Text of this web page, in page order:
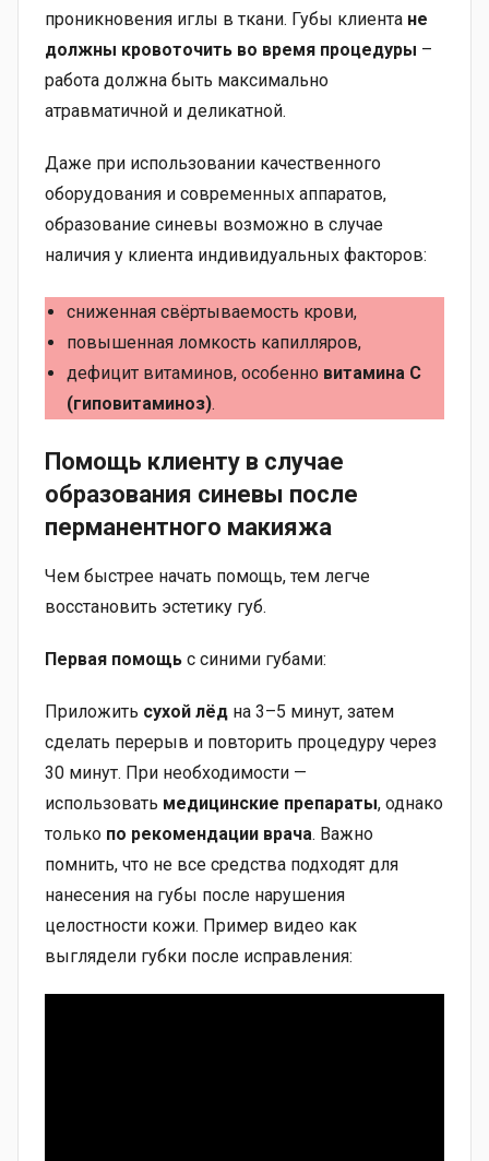
проникновения иглы в ткани. Губы клиента не
должны кровоточить во время процедуры –
работа должна быть максимально
атравматичной и деликатной.
Даже при использовании качественного
оборудования и современных аппаратов,
образование синевы возможно в случае
наличия у клиента индивидуальных факторов:
сниженная свёртываемость крови,
повышенная ломкость капилляров,
дефицит витаминов, особенно витамина С
(гиповитаминоз).
Помощь клиенту в случае
образования синевы после
перманентного макияжа
Чем быстрее начать помощь, тем легче
восстановить эстетику губ.
Первая помощь с синими губами:
Приложить сухой лёд на 3–5 минут, затем
сделать перерыв и повторить процедуру через
30 минут. При необходимости —
использовать медицинские препараты, однако
только по рекомендации врача. Важно
помнить, что не все средства подходят для
нанесения на губы после нарушения
целостности кожи. Пример видео как
выглядели губки после исправления: